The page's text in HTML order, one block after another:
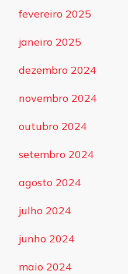
fevereiro 2025
janeiro 2025
dezembro 2024
novembro 2024
outubro 2024
setembro 2024
agosto 2024
julho 2024
junho 2024
maio 2024